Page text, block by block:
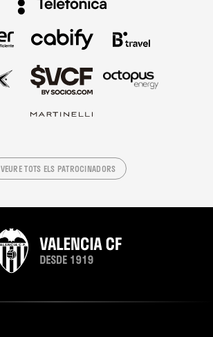
VEURE TOTS ELS PATROCINADORS